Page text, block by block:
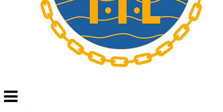
Veksle
navigasjon